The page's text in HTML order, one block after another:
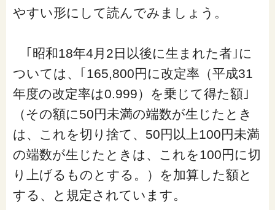
やすい形にして読んでみましょう。
｢昭和18年4月2日以後に生まれた者｣に
ついては、｢165,800円に改定率（平成31
年度の改定率は0.999）を乗じて得た額｣
（その額に50円未満の端数が生じたとき
は、これを切り捨て、50円以上100円未満
の端数が生じたときは、これを100円に切
り上げるものとする。）を加算した額と
する、と規定されています。